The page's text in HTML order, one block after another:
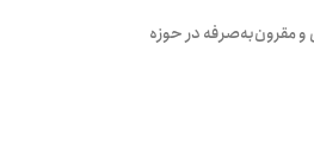
مقرون‌به‌صرفه در حوزه